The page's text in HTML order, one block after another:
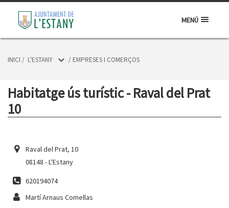
MENÚ
INICI / L'ESTANY / EMPRESES I COMERÇOS
Habitatge ús turístic - Raval del Prat
10
Raval del Prat, 10
08148 - L'Estany
620194074
Martí Arnaus Comellas